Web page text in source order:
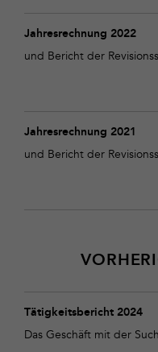
Jahresrechnung 2022
und Bericht der
Jahresrechnung
2022
Jahresrechnung 2021
und Bericht der
Jahresrechnung
2021
Tätigkeitsbericht 2024
Das Geschäft mit der
Tätigkeitsbericht
2024